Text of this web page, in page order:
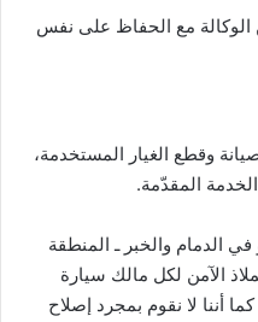
الوكالة مع الحفاظ على نفس
وقطع الغيار المستخدمة،
المقدّمة.
الدمام والخبر ـ المنطقة
الآمن لكل مالك سيارة
أننا لا نقوم بمجرد إصلاح